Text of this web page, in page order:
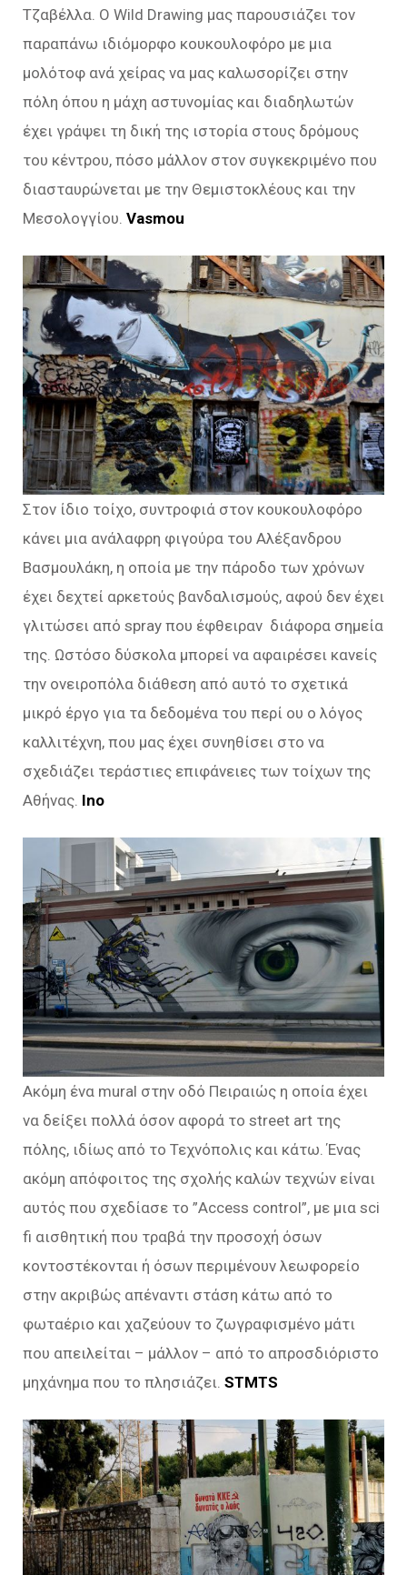
Τζαβέλλα. O Wild Drawing μας παρουσιάζει τον
παραπάνω ιδιόμορφο κουκουλοφόρο με μια
μολότοφ ανά χείρας να μας καλωσορίζει στην
πόλη όπου η μάχη αστυνομίας και διαδηλωτών
έχει γράψει τη δική της ιστορία στους δρόμους
του κέντρου, πόσο μάλλον στον συγκεκριμένο που
διασταυρώνεται με την Θεμιστοκλέους και την
Μεσολογγίου. Vasmou
Στον ίδιο τοίχο, συντροφιά στον κουκουλοφόρο
κάνει μια ανάλαφρη φιγούρα του Αλέξανδρου
Βασμουλάκη, η οποία με την πάροδο των χρόνων
έχει δεχτεί αρκετούς βανδαλισμούς, αφού δεν έχει
γλιτώσει από spray που έφθειραν διάφορα σημεία
της. Ωστόσο δύσκολα μπορεί να αφαιρέσει κανείς
την ονειροπόλα διάθεση από αυτό το σχετικά
μικρό έργο για τα δεδομένα του περί ου ο λόγος
καλλιτέχνη, που μας έχει συνηθίσει στο να
σχεδιάζει τεράστιες επιφάνειες των τοίχων της
Αθήνας. Ino
Ακόμη ένα mural στην οδό Πειραιώς η οποία έχει
να δείξει πολλά όσον αφορά το street art της
πόλης, ιδίως από το Τεχνόπολις και κάτω. Ένας
ακόμη απόφοιτος της σχολής καλών τεχνών είναι
αυτός που σχεδίασε το ”Access control”, με μια sci
fi αισθητική που τραβά την προσοχή όσων
κοντοστέκονται ή όσων περιμένουν λεωφορείο
στην ακριβώς απέναντι στάση κάτω από το
φωταέριο και χαζεύουν το ζωγραφισμένο μάτι
που απειλείται – μάλλον – από το απροσδιόριστο
μηχάνημα που το πλησιάζει. SΤMTS